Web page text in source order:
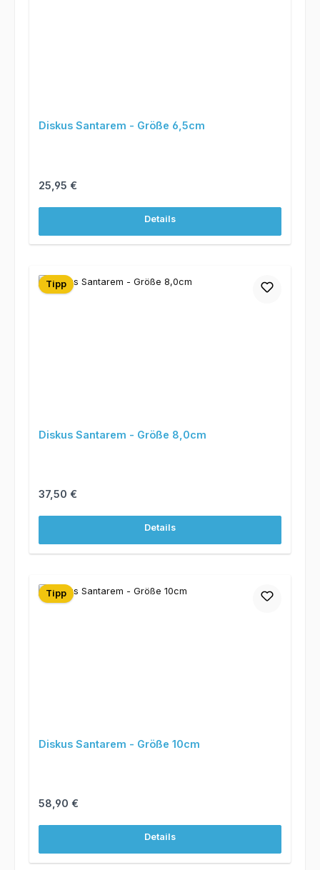
Diskus Santarem - Größe 6,5cm
Regulärer Preis:
25,95 €
Details
Tipp
Diskus Santarem - Größe 8,0cm
Regulärer Preis:
37,50 €
Details
Tipp
Diskus Santarem - Größe 10cm
Regulärer Preis:
58,90 €
Details